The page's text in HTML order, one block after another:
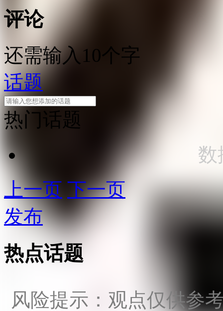
评论
还需输入10个字
话题
热门话题
数
上一页 下一页
发布
热点话题
风险提示：观点仅供参